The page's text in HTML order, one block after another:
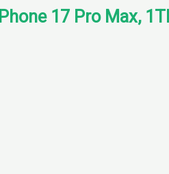
17 Pro Max,